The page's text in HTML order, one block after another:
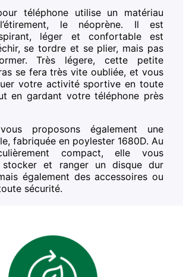
téléphone utilise un matériau
le néoprène. Il est
léger et confortable est
se tordre et se plier, mais pas
Très légere, cette petite
se fera très vite oubliée, et vous
votre activité sportive en toute
en gardant votre téléphone près
proposons également une
fabriquée en poylester 1680D. Au
compact, elle vous
et ranger un disque dur
également des accessoires ou
sécurité.